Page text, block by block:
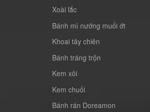
Xoài lắc
Bánh mì nướng muối ớt
Khoai tây chiên
Bánh tráng trộn
Kem xôi
Kem chuối
Bánh rán Doreamon